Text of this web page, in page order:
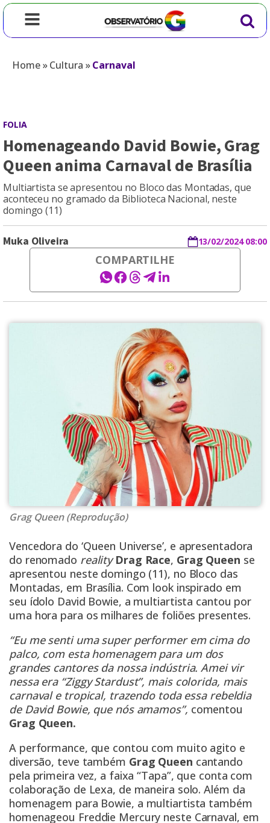
Home»Cultura »Carnaval
FOLIA
Homenageando David Bowie, Grag
Queen anima Carnaval de Brasília
Multiartista se apresentou no Bloco das Montadas, que
aconteceu no gramado da Biblioteca Nacional, neste
domingo (11)
Muka Oliveira 13/02/2024 08:00
COMPARTILHE
Grag Queen (Reprodução)
Vencedora do ‘Queen Universe’, e apresentadora
do renomado reality Drag Race, Grag Queen se
apresentou neste domingo (11), no Bloco das
Montadas, em Brasília. Com look inspirado em
seu ídolo David Bowie, a multiartista cantou por
uma hora para os milhares de foliões presentes.
“Eu me senti uma super performer em cima do
palco, com esta homenagem para um dos
grandes cantores da nossa indústria. Amei vir
nessa era “Ziggy Stardust”, mais colorida, mais
carnaval e tropical, trazendo toda essa rebeldia
de David Bowie, que nós amamos”, comentou
Grag Queen.
A performance, que contou com muito agito e
diversão, teve também Grag Queen cantando
pela primeira vez, a faixa “Tapa”, que conta com
colaboração de Lexa, de maneira solo. Além da
homenagem para Bowie, a multiartista também
homenageou Freddie Mercury neste Carnaval, em